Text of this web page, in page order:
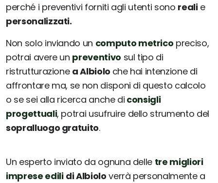
perché i preventivi forniti agli utenti sono realie
personalizzati.
Non solo inviando un computo metrico preciso,
potrai avere un preventivo sul tipo di
ristrutturazione a Albiolo che hai intenzione di
affrontare ma, se non disponi di questo calcolo
o se sei alla ricerca anche di consigli
progettuali, potrai usufruire dello strumento del
sopralluogo gratuito.
Un esperto inviato da ognuna delle tre migliori
imprese edili di Albiolo verrà personalmente a